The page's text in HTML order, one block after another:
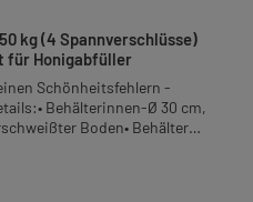
kg (4 Spannverschlüsse)
für Honigabfüller
Schönheitsfehlern -
Behälterinnen-Ø 30 cm,
Boden• Behälter
mit Gefälle zum